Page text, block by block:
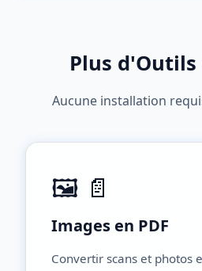
Plus
Aucune installation
🖼️ 📄
Images en PDF
Convertir scans et photos